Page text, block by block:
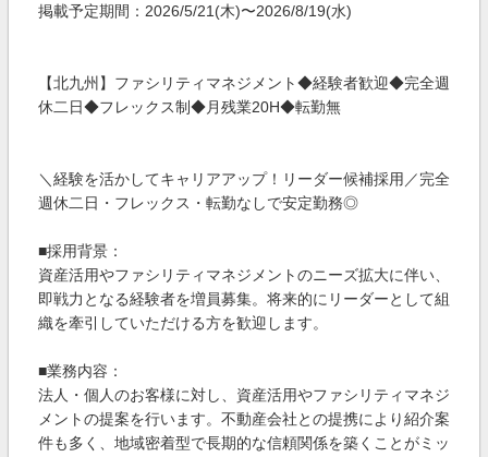
掲載予定期間：2026/5/21(木)〜2026/8/19(水)
【北九州】ファシリティマネジメント◆経験者歓迎◆完全週
休二日◆フレックス制◆月残業20H◆転勤無
＼経験を活かしてキャリアアップ！リーダー候補採用／完全
週休二日・フレックス・転勤なしで安定勤務◎
■採用背景：
資産活用やファシリティマネジメントのニーズ拡大に伴い、
即戦力となる経験者を増員募集。将来的にリーダーとして組
織を牽引していただける方を歓迎します。
■業務内容：
法人・個人のお客様に対し、資産活用やファシリティマネジ
メントの提案を行います。不動産会社との提携により紹介案
件も多く、地域密着型で長期的な信頼関係を築くことがミッ